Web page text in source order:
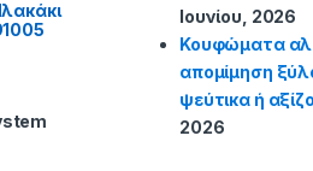
Ιουνίου, 2026
Κουφώματα
απομίμηση
ψεύτικα ή
2026